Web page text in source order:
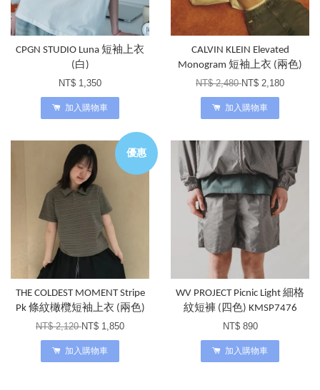
CPGN STUDIO Luna 短袖上衣
(白)
NT$ 1,350
加入購物車
CALVIN KLEIN Elevated
Monogram 短袖上衣 (兩色)
NT$ 2,480NT$ 2,180
加入購物車
優惠
THE COLDEST MOMENT Stripe
Pk 條紋橄欖短袖上衣 (兩色)
NT$ 2,120NT$ 1,850
加入購物車
WV PROJECT Picnic Light 細格
紋短褲 (四色) KMSP7476
NT$ 890
加入購物車